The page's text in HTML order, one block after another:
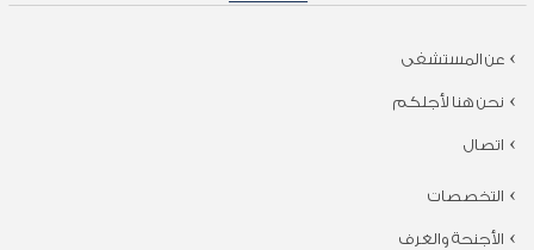
عن المستشفى
نحن هنا لأجلكم
اتصال
التخصصات
الأجنحة والغرف